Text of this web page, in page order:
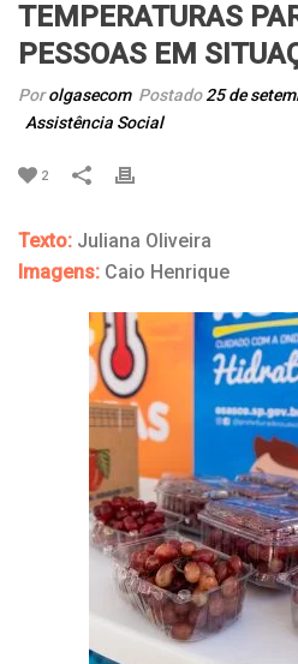
TEMPERATURAS
PESSOAS EM
Porolgasecom Postado25 de
Assistência Social
2
Texto: Juliana Oliveira
Imagens: Caio Henrique